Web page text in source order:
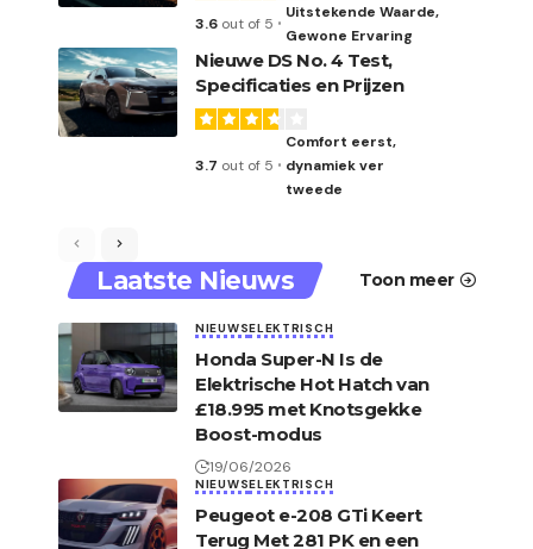
3.6 out of 5
Uitstekende Waarde,
Gewone Ervaring
Nieuwe DS No. 4 Test,
Specificaties en Prijzen
3.7 out of 5
Comfort eerst,
dynamiek ver
tweede
Laatste Nieuws Toon meer
NIEUWSELEKTRISCH
Honda Super-N Is de
Elektrische Hot Hatch van
£18.995 met Knotsgekke
Boost-modus
19/06/2026
NIEUWSELEKTRISCH
Peugeot e-208 GTi Keert
Terug Met 281 PK en een